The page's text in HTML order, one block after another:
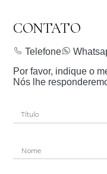
CONTATO
Telefone
Por favor, indique o
Nós lhe
Nome